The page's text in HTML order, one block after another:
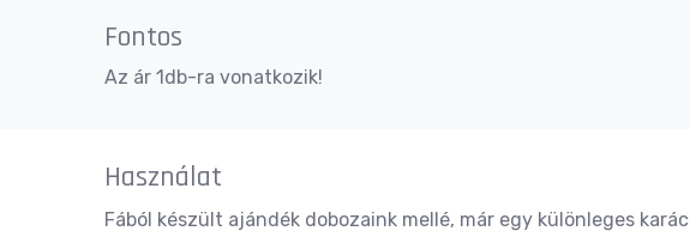
Fontos
Az ár 1db-ra vonatkozik!
Használat
Fából készült ajándék dobozaink mellé, már egy különleges